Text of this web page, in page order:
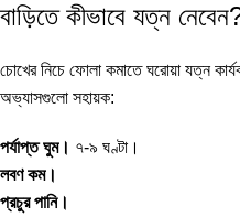
বাড়িতে কীভাবে যত্ন
চোখের নিচে ফোলা কমাতে ঘরোয়া যত্ন
অভ্যাসগুলো সহায়ক:
পর্যাপ্ত ঘুম। ৭-৯ ঘণ্টা।
লবণ কম।
প্রচুর পানি।